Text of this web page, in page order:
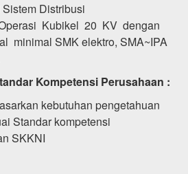
Distribusi
Kubikel 20 KV dengan
minimal SMK elektro, SMA~IPA
Kompetensi Perusahaan :
kebutuhan pengetahuan
Standar kompetensi
SKKNI